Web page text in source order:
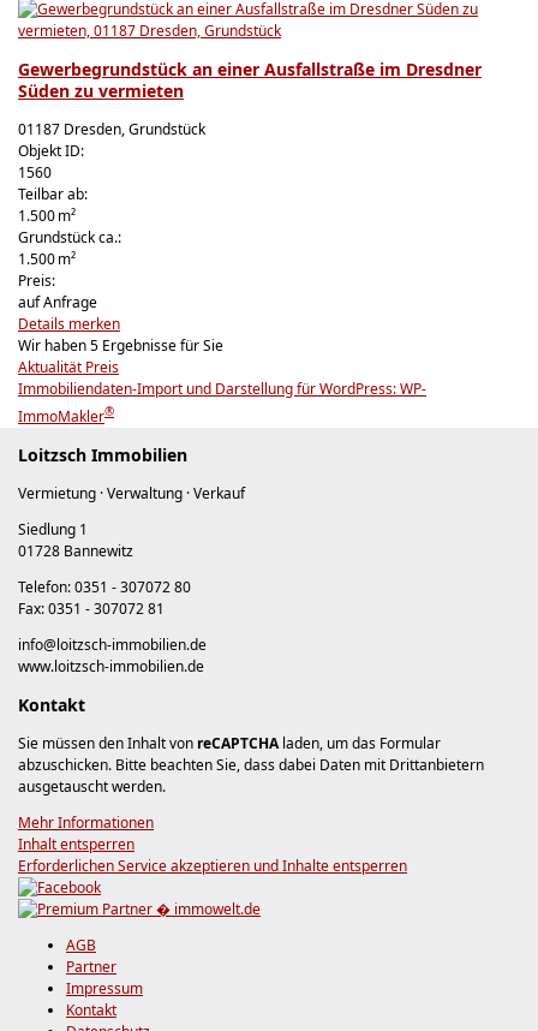
Gewerbegrundstück an einer Ausfallstraße im Dresdner
Süden zu vermieten
01187 Dresden, Grundstück
Objekt ID:
1560
Teilbar ab:
1.500 m²
Grund­stück ca.:
1.500 m²
Preis:
auf Anfrage
Details merken
Wir haben 5 Ergebnisse für Sie
Aktualität Preis
Immobiliendaten-Import und Darstellung für WordPress: WP-
ImmoMakler®
Loitzsch Immobilien
Vermietung · Verwaltung · Verkauf
Siedlung 1
01728 Bannewitz
Telefon: 0351 - 307072 80
Fax: 0351 - 307072 81
info@loitzsch-immobilien.de
www.loitzsch-immobilien.de
Kontakt
Sie müssen den Inhalt von reCAPTCHAladen, um das Formular
abzuschicken. Bitte beachten Sie, dass dabei Daten mit Drittanbietern
ausgetauscht werden.
Mehr Informationen
Inhalt entsperren
Erforderlichen Service akzeptieren und Inhalte entsperren
AGB
Partner
Impressum
Kontakt